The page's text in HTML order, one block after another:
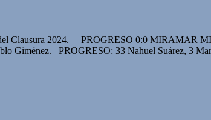
Clausura 2024. PROGRESO 0:0 MIRAMAR
Giménez. PROGRESO: 33 Nahuel Suárez, 3